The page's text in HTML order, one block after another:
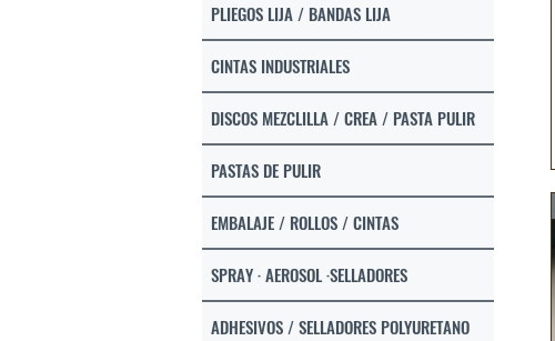
PLIEGOS LIJA / BANDAS LIJA
CINTAS INDUSTRIALES
DISCOS MEZCLILLA / CREA / PASTA PULIR
PASTAS DE PULIR
EMBALAJE / ROLLOS / CINTAS
SPRAY · AEROSOL ·SELLADORES
ADHESIVOS / SELLADORES POLYURETANO